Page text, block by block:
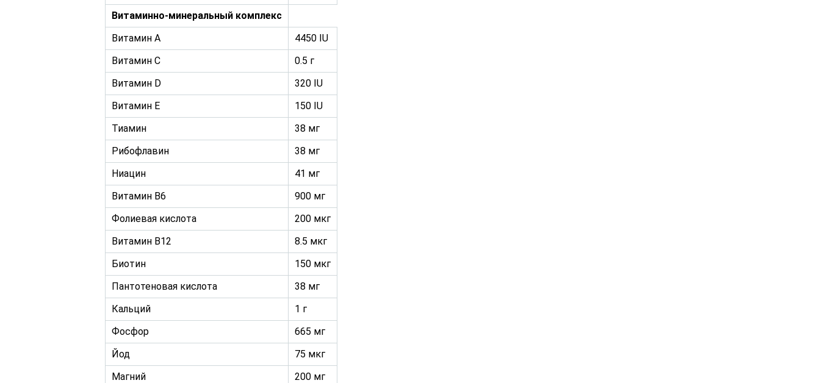
Витаминно-минеральный комплекс
Витамин A
4450 IU
Витамин С
0.5 г
Витамин D
320 IU
Витамин Е
150 IU
Тиамин
38 мг
Рибофлавин
38 мг
Ниацин
41 мг
Витамин B6
900 мг
Фолиевая кислота
200 мкг
Витамин В12
8.5 мкг
Биотин
150 мкг
Пантотеновая кислота
38 мг
Кальций
1 г
Фосфор
665 мг
Йод
75 мкг
Магний
200 мг